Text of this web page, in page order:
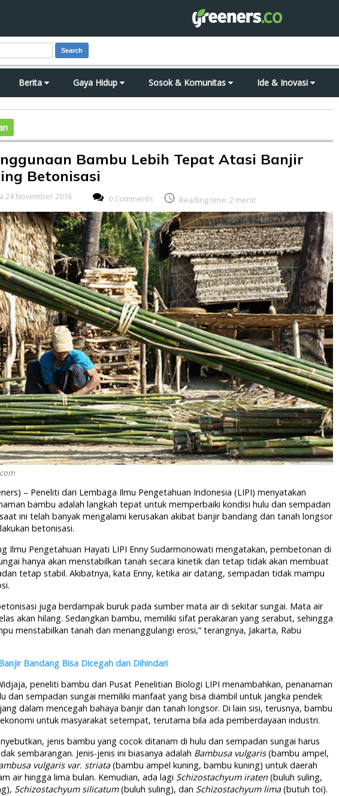
Search
Berita Gaya Hidup Sosok & Komunitas Ide & Inovasi
Bambu Lebih Tepat Atasi Banjir
Betonisasi
24 November 2016 0 Comments Reading time: 2 menit
– Peneliti dari Lembaga Ilmu Pengetahuan Indonesia (LIPI) menyatakan
bambu adalah langkah tepat untuk memperbaiki kondisi hulu dan sempadan
ini telah banyak mengalami kerusakan akibat banjir bandang dan tanah longsor
betonisasi.
Ilmu Pengetahuan Hayati LIPI Enny Sudarmonowati mengatakan, pembetonan di
hanya akan menstabilkan tanah secara kinetik dan tetap tidak akan membuat
tetap stabil. Akibatnya, kata Enny, ketika air datang, sempadan tidak mampu
juga berdampak buruk pada sumber mata air di sekitar sungai. Mata air
akan hilang. Sedangkan bambu, memiliki sifat perakaran yang serabut, sehingga
menstabilkan tanah dan menanggulangi erosi,” terangnya, Jakarta, Rabu
Bandang Bisa Dicegah dan Dihindari
peneliti bambu dari Pusat Penelitian Biologi LIPI menambahkan, penanaman
dan sempadan sungai memiliki manfaat yang bisa diambil untuk jangka pendek
dalam mencegah bahaya banjir dan tanah longsor. Di lain sisi, terusnya, bambu
untuk masyarakat setempat, terutama bila ada pemberdayaan industri.
jenis bambu yang cocok ditanam di hulu dan sempadan sungai harus
sembarangan. Jenis-jenis ini biasanya adalah Bambusa vulgaris(bambu ampel,
vulgaris var. striata(bambu ampel kuning, bambu kuning) untuk daerah
air hingga lima bulan. Kemudian, ada lagi Schizostachyum iraten (buluh suling,
Schizostachyum silicatum(buluh suling), dan Schizostachyum lima(butuh toi).